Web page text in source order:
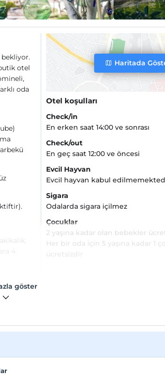
otel
oda
4
Haritada
Otel koşulları
Check/in
En erken saat 14:00 ve sonrası
Check/out
En geç saat 12:00 ve öncesi
Evcil Hayvan
Evcil hayvan kabul
Sigara
Odalarda sigara içilmez
Çocuklar
2 yaşına kadar olan bebekler
Her bir oda için 5 yaşına kadar 1
ücretsizdir
göster